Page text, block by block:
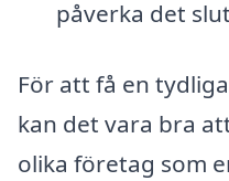
påverka det
För att få en
kan det vara bra
olika företag som